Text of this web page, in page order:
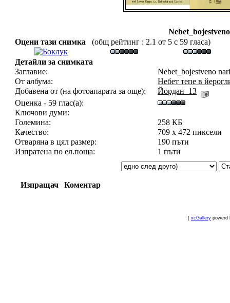
Оцени тази снимка
(общ рейтинг : 2.1 от 5 с 59 гласа)
Детайли за снимката
Заглавие:
Nebet_bojestveno
От албума:
Небет тепе в
Добавена от (на фотоапарата за още):
Йордан_13
Оценка - 59 глас(а):
Ключови думи:
Големина:
258 КБ
Качество:
709 x 472 пиксели
Отваряна в цял размер:
190 пъти
Изпратена по ел.поща:
1 пъти
Изпращач Коментар
[ xcGallery